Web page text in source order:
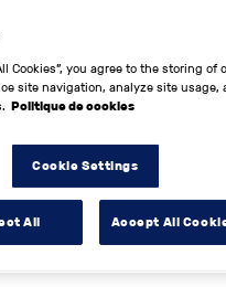
RECHERCHER
>Provence-Alpes-Côte
Cookies”, you agree to the storing of
site navigation, analyze site usage,
Politique de cookies
Cookie Settings
All Accept All